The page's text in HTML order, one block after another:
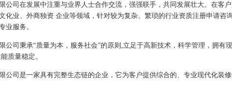
公司在发展中注重与业界人士合作交流，强强联手，共同发展壮大。在客
化业、外商独资 企业等领域，针对较为复杂、繁琐的行业资质注册申请
业服务。
公司秉承“质量为本，服务社会”的原则,立足于高新技术，科学管理，拥
质量稳定。
公司是一家具有完整生态链的企业，它为客户提供综合的、专业现代化装